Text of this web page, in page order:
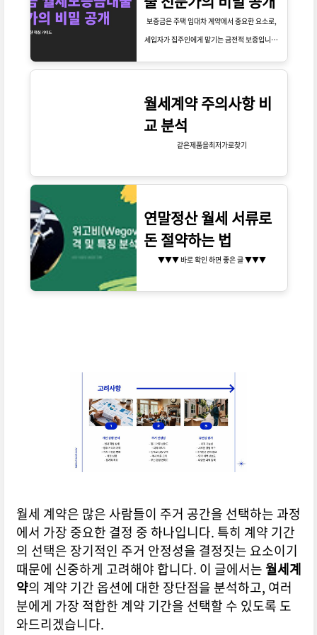
보증금은 주택 임대차 계약에서 중요한 요소로,
세입자가 집주인에게 맡기는 금전적 보증입니다.
양한 사항을 살펴보고, 특히 월세보증금대출에 대
한 전문가의 비밀을 공개하겠습니다. 이 글을 통
해 보증금에 대한 이해도를 높이고, 대출 활용 방
법을 알아보는 기회를 제공하고자 합니다.
월세계약 주의사항 비
교 분석
같은제품을최저가로찾기
연말정산 월세 서류로
돈 절약하는 법
▼▼▼ 바로 확인 하면 좋은 글 ▼▼▼
월세 계약은 많은 사람들이 주거 공간을 선택하는 과정
에서 가장 중요한 결정 중 하나입니다. 특히 계약 기간
의 선택은 장기적인 주거 안정성을 결정짓는 요소이기
때문에 신중하게 고려해야 합니다. 이 글에서는 월세계
약의 계약 기간 옵션에 대한 장단점을 분석하고, 여러
분에게 가장 적합한 계약 기간을 선택할 수 있도록 도
와드리겠습니다.